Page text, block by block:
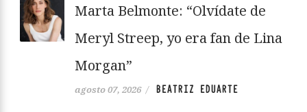
Marta Belmonte: “Olvídate de
Meryl Streep, yo era fan de Lina
Morgan”
agosto 07, 2026 / BEATRIZ EDUARTE